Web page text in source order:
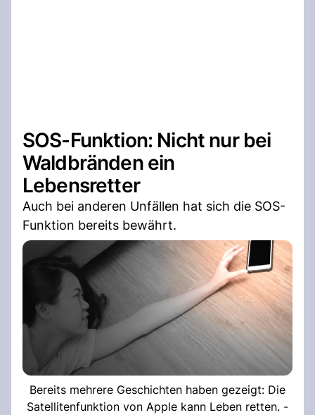
SOS-Funktion: Nicht nur bei
Waldbränden ein
Lebensretter
Auch bei anderen Unfällen hat sich die SOS-
Funktion bereits bewährt.
Bereits mehrere Geschichten haben gezeigt: Die
Satellitenfunktion von Apple kann Leben retten. -